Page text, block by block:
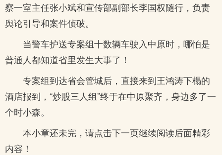
察一室主任张小斌和宣传部副部长李国权随行，负责
舆论引导和案件侦破。
当警车护送专案组十数辆车驶入中原时，哪怕是
普通人都知道省里发生大事了！
专案组到达省会管城后，直接来到王鸿涛下榻的
酒店报到，“炒股三人组”终于在中原聚齐，身边多了一
个时小森。
本小章还未完，请点击下一页继续阅读后面精彩
内容！